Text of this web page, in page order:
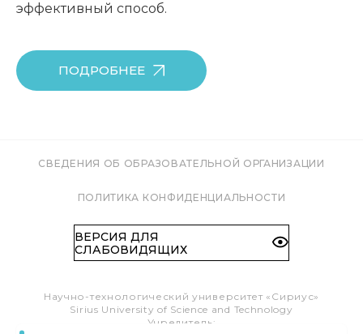
эффективный способ.
ПОДРОБНЕЕ
СВЕДЕНИЯ ОБ ОБРАЗОВАТЕЛЬНОЙ ОРГАНИЗАЦИИ
ПОЛИТИКА КОНФИДЕНЦИАЛЬНОСТИ
ВЕРСИЯ ДЛЯ
СЛАБОВИДЯЩИХ
Научно-технологический университет «Сириус»
Sirius University of Science and Technology
Учредитель: